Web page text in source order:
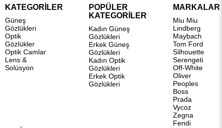
KATEGORİLER
Güneş
Gözlükleri
Optik
Gözlükler
Optik Camlar
Lens &
Solüsyon
POPÜLER
KATEGORİLER
Kadın Güneş
Gözlükleri
Erkek Güneş
Gözlükleri
Kadın Optik
Gözlükleri
Erkek Optik
Gözlükleri
MARKALAR
Miu Miu
Lindberg
Maybach
Tom Ford
Silhouette
Serengeti
Off-White
Oliver
Peoples
Boss
Prada
Vycoz
Zegna
Fendi